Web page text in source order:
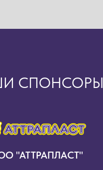
СПОНСОРЫ
"АТТРАПЛАСТ"